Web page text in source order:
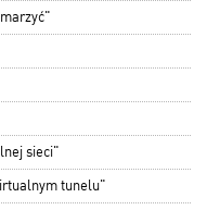
sieci"
tunelu"